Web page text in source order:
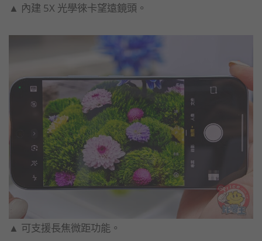
▲ 內建 5X 光學徠卡望遠鏡頭。
▲ 可支援長焦微距功能。